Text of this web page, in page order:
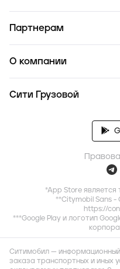
Партнерам
О компании
Сити Грузовой
*App Store
**Citymobil Sans -
https://
***Google Play и логотип
Ситимобил —
заказа транспортных и иных